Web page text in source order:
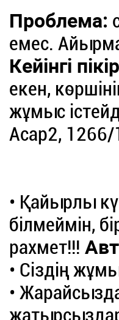
Проблема:
емес.
Кейінгі
екен,
жұмыс
Асар2, 1266/
• Қайырлы
білмеймін,
рахмет!!!
• Сіздің
•